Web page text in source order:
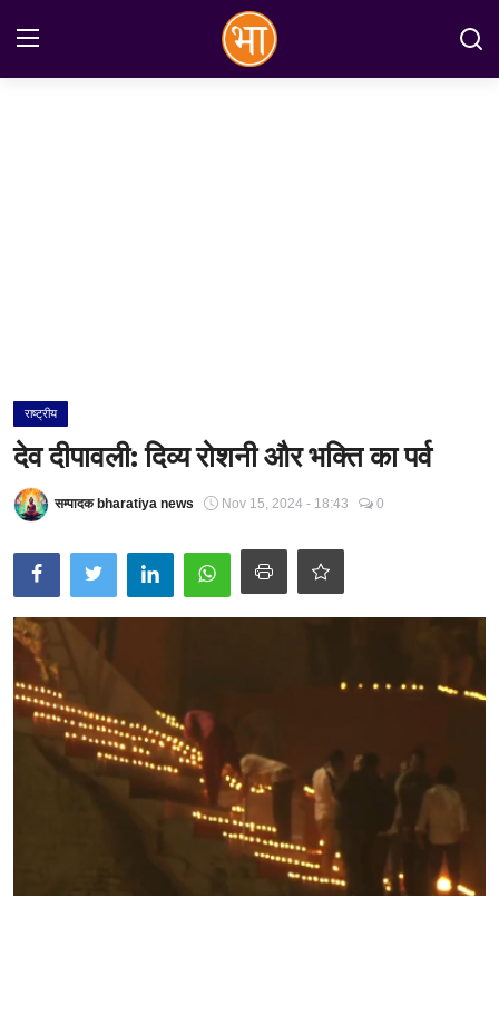
जानकारियाँ
RSS-संघ
राष्ट्रीय
देव दीपावली: दिव्य रोशनी और भक्ति का पर्व
सम्पादक bharatiya news Nov 15, 2024 - 18:43 0